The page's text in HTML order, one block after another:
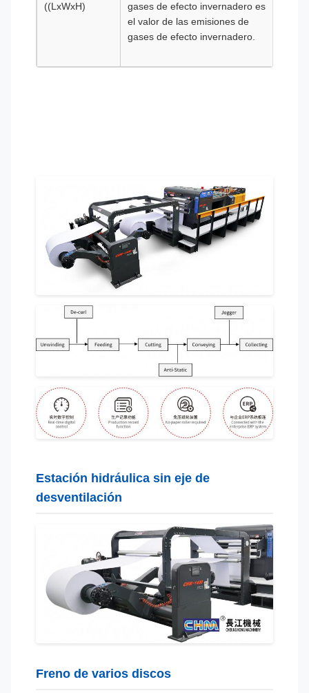
((LxWxH)
gases de efecto invernadero es
el valor de las emisiones de
gases de efecto invernadero.
Estación hidráulica sin eje de
desventilación
Freno de varios discos